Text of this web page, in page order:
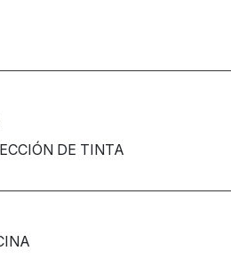
DE TINTA